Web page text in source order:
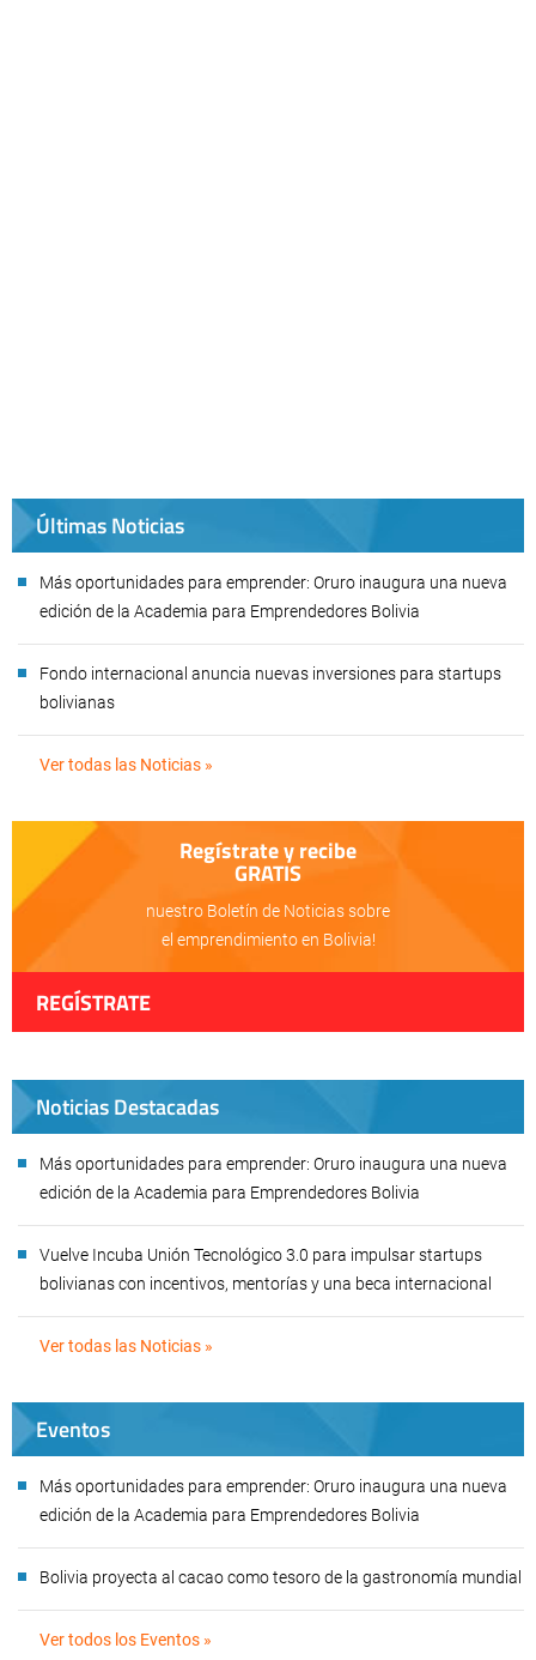
Últimas Noticias
Más oportunidades para emprender: Oruro inaugura una nueva
edición de la Academia para Emprendedores Bolivia
Fondo internacional anuncia nuevas inversiones para startups
bolivianas
Ver todas las Noticias »
Regístrate y recibe
GRATIS
nuestro Boletín de Noticias sobre
el emprendimiento en Bolivia!
REGÍSTRATE
Noticias Destacadas
Más oportunidades para emprender: Oruro inaugura una nueva
edición de la Academia para Emprendedores Bolivia
Vuelve Incuba Unión Tecnológico 3.0 para impulsar startups
bolivianas con incentivos, mentorías y una beca internacional
Ver todas las Noticias »
Eventos
Más oportunidades para emprender: Oruro inaugura una nueva
edición de la Academia para Emprendedores Bolivia
Bolivia proyecta al cacao como tesoro de la gastronomía mundial
Ver todos los Eventos »